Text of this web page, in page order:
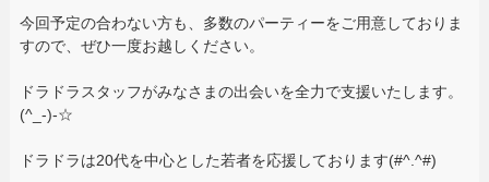
今回予定の合わない方も、多数のパーティーをご用意しておりま
すので、ぜひ一度お越しください。
ドラドラスタッフがみなさまの出会いを全力で支援いたします。
(^_-)-☆
ドラドラは20代を中心とした若者を応援しております(#^.^#)